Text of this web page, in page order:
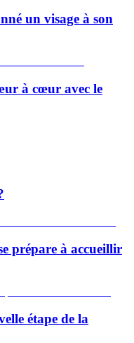
un visage à son
à cœur avec le
prépare à accueillir
étape de la